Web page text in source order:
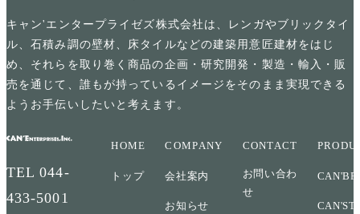
キャン'エンタープライゼズ株式会社は、レンガやブリックタイ
ル、石積み調の壁材、床タイルなどの建築用意匠建材をはじ
め、それらを取り巻く商品の企画・研究開発・製造・輸入・販
売を通じて、誰もが持っているイメージをそのまま実現できる
ようお手伝いしたいと考えます。
TEL044-
433-5001
HOME
トップ
COMPANY
会社案内
お知らせ
CONTACT
お問い合わ
せ